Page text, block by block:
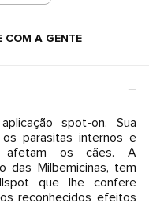
COM A GENTE
spot-on. Sua
parasitas internos e
afetam os cães. A
das Milbemicinas, tem
que lhe confere
reconhecidos efeitos